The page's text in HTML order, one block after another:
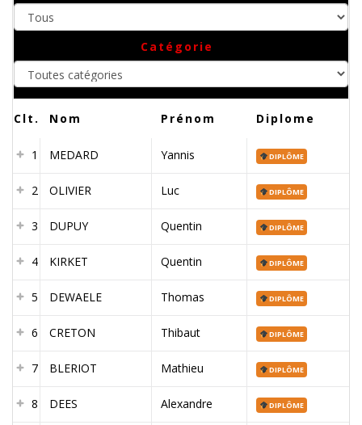
Catégorie
catégories
Clt. Nom Prénom Diplome
1 MEDARD Yannis DIPLÔME
2 OLIVIER Luc DIPLÔME
3 DUPUY Quentin DIPLÔME
4 KIRKET Quentin DIPLÔME
5 DEWAELE Thomas DIPLÔME
6 CRETON Thibaut DIPLÔME
7 BLERIOT Mathieu DIPLÔME
8 DEES Alexandre DIPLÔME